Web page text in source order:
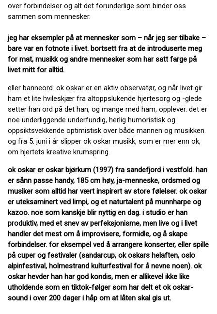
over forbindelser og alt det forunderlige som binder oss
sammen som mennesker.
jeg har eksempler på at mennesker som – når jeg ser tilbake –
bare var en fotnote i livet. bortsett fra at de introduserte meg
for mat, musikk og andre mennesker som har satt farge på
livet mitt for alltid.
eller banneord. ok oskar er en aktiv observatør, og når livet gir
ham et lite hvileskjær fra altoppslukende hjertesorg og -glede
setter han ord på det han, og mange med ham, opplever. det er
noe underliggende underfundig, herlig humoristisk og
oppsiktsvekkende optimistisk over både mannen og musikken.
og fra 5. juni i år slipper ok oskar musikk, som er mer enn ok,
om hjertets kreative krumspring.
ok oskar er oskar bjørkum (1997) fra sandefjord i vestfold. han
er sånn passe handy, 185 cm høy, ja-menneske, ordsmed og
musiker som alltid har vært inspirert av store følelser. ok oskar
er uteksaminert ved limpi, og et naturtalent på munnharpe og
kazoo. noe som kanskje blir nyttig en dag. i studio er han
produktiv, med et snev av perfeksjonisme, men live og i livet
handler det mest om å improvisere, formidle, og å skape
forbindelser. for eksempel ved å arrangere konserter, eller spille
på cuper og festivaler (sandarcup, ok oskars helaften, oslo
alpinfestival, holmestrand kulturfestival for å nevne noen). ok
oskar hevder han har god kondis, men er allikevel ikke like
utholdende som en tiktok-følger som har delt et ok oskar-
sound i over 200 dager i håp om at låten skal gis ut.